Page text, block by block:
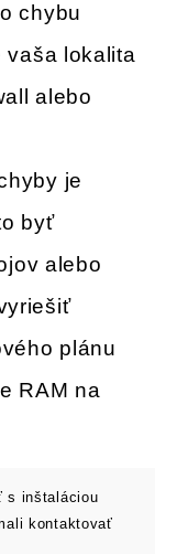
chybu
lokalita
alebo
je
byť
alebo
plánu
RAM na
s inštaláciou
kontaktovať